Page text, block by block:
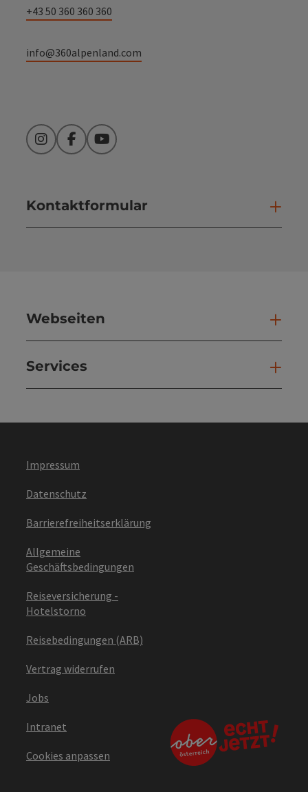
+43 50 360 360 360
info@360alpenland.com
InstagramFacebookYouTube
Kontaktformular
Webseiten
Services
Impressum
Datenschutz
Barrierefreiheitserklärung
Allgemeine
Geschäftsbedingungen
Reiseversicherung -
Hotelstorno
Reisebedingungen (ARB)
Vertrag widerrufen
Jobs
Intranet
Cookies anpassen